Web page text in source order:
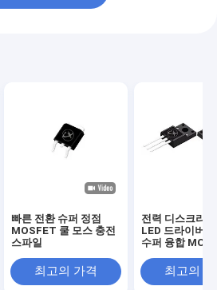
빠른 전환 슈퍼 정점
MOSFET 쿨 모스 충전
스파일
최고의 가격
전력 디스크리
LED 드라이버
수퍼 융합
최고의